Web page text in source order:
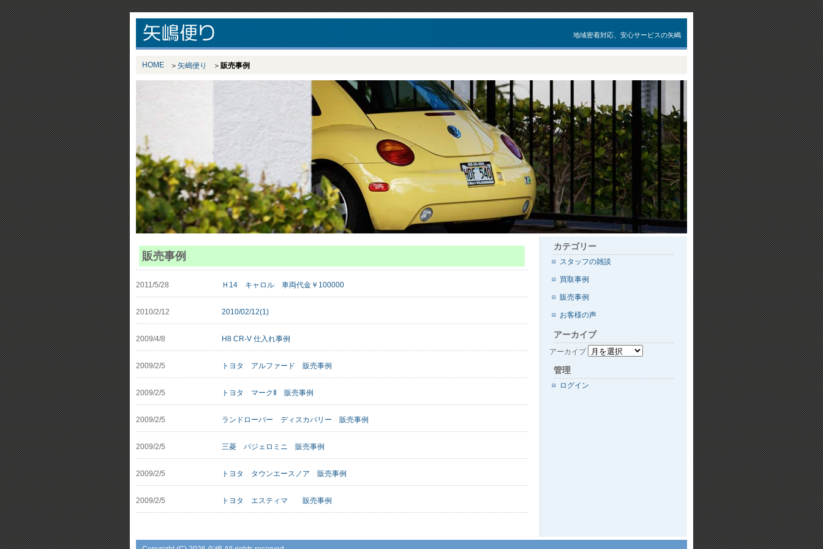
地域密着対応、安心サービスの矢嶋
HOME 矢嶋便り 販売事例
販売事例
2011/5/28 Ｈ14 キャロル 車両代金￥100000
2010/2/12 2010/02/12(1)
2009/4/8 H8 CR-V 仕入れ事例
2009/2/5 トヨタ アルファード 販売事例
2009/2/5 トヨタ マークⅡ 販売事例
2009/2/5 ランドローバー ディスカバリー 販売事例
2009/2/5 三菱 パジェロミニ 販売事例
2009/2/5 トヨタ タウンエースノア 販売事例
2009/2/5 トヨタ エスティマ 販売事例
カテゴリー
スタッフの雑談
買取事例
販売事例
お客様の声
アーカイブ
アーカイブ
管理
ログイン